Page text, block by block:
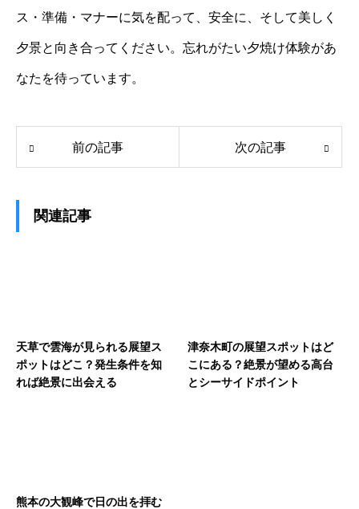
ス・準備・マナーに気を配って、安全に、そして美しく
夕景と向き合ってください。忘れがたい夕焼け体験があ
なたを待っています。
前の記事 次の記事
関連記事
天草で雲海が見られる展望ス
ポットはどこ？発生条件を知
れば絶景に出会える
津奈木町の展望スポットはど
こにある？絶景が望める高台
とシーサイドポイント
熊本の大観峰で日の出を拝む